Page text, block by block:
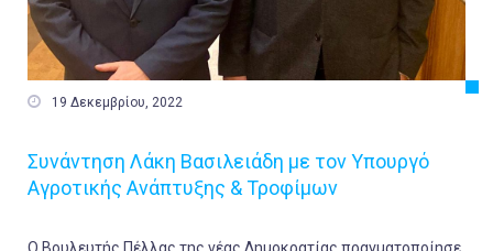
 19 Δεκεμβρίου, 2022
Συνάντηση Λάκη Βασιλειάδη με τον Υπουργό
Αγροτικής Ανάπτυξης & Τροφίμων